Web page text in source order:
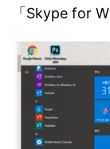
「Skype for